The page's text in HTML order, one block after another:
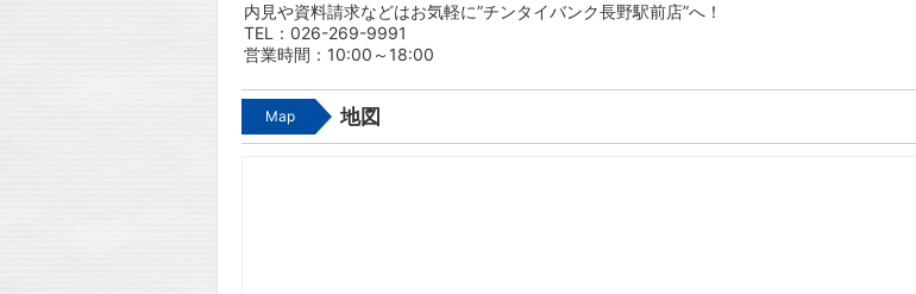
内見や資料請求などはお気軽に”チンタイバンク長野駅前店”へ！
TEL：026-269-9991
営業時間：10:00～18:00
Map 地図